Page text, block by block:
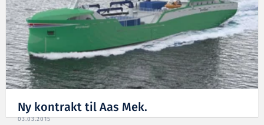
Ny kontrakt til Aas Mek.
03.03.2015